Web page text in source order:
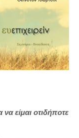
να είμαι οτιδήποτε